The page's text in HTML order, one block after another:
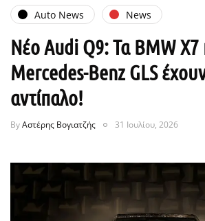
Auto News News
Νέο Audi Q9: Τα BMW X7
Mercedes-Benz GLS
αντίπαλο!
ByΑστέρης Βογιατζής 31 Ιουλίου, 2026